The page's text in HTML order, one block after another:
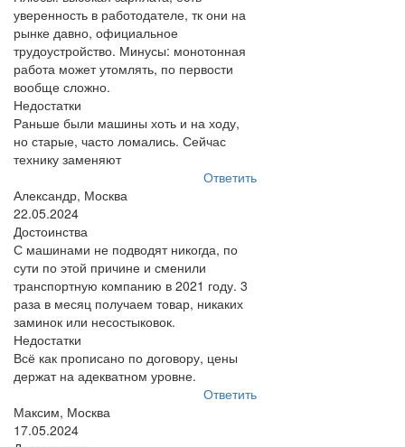
уверенность в работодателе, тк они на
рынке давно, официальное
трудоустройство. Минусы: монотонная
работа может утомлять, по первости
вообще сложно.
Недостатки
Раньше были машины хоть и на ходу,
но старые, часто ломались. Сейчас
технику заменяют
Ответить
Александр, Москва
22.05.2024
Достоинства
С машинами не подводят никогда, по
сути по этой причине и сменили
транспортную компанию в 2021 году. 3
раза в месяц получаем товар, никаких
заминок или несостыковок.
Недостатки
Всё как прописано по договору, цены
держат на адекватном уровне.
Ответить
Максим, Москва
17.05.2024